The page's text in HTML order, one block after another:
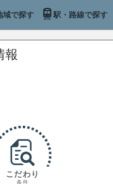
域で探す 駅・路線で探す
報
こだわり
条件